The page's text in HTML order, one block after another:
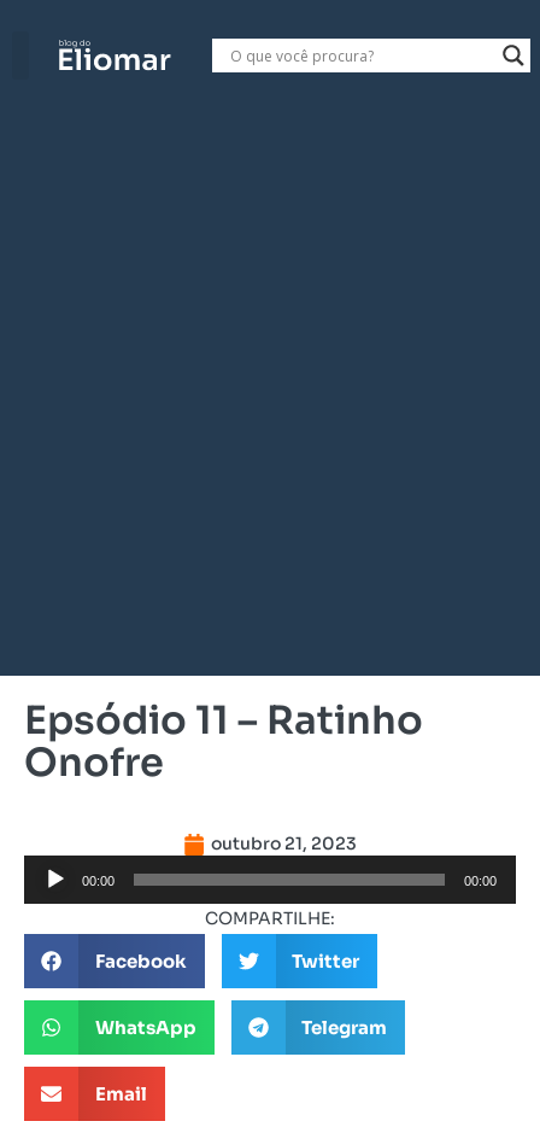
Epsódio 11 – Ratinho
Onofre
outubro 21, 2023
Tocador
de
áudio
00:00 00:00
COMPARTILHE:
Facebook Twitter
WhatsApp Telegram
Email